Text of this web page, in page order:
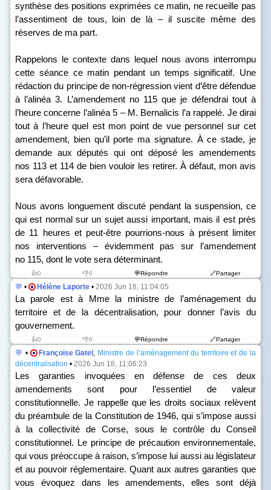
synthèse des positions exprimées ce matin, ne recueille pas
l’assentiment de tous, loin de là – il suscite même des
réserves de ma part.
Rappelons le contexte dans lequel nous avons interrompu
cette séance ce matin pendant un temps significatif. Une
rédaction du principe de non-régression vient d’être défendue
à l’alinéa 3. L’amendement no115 que je défendrai tout à
l’heure concerne l’alinéa 5 – M. Bernalicis l’a rappelé. Je dirai
tout à l’heure quel est mon point de vue personnel sur cet
amendement, bien qu’il porte ma signature. À ce stade, je
demande aux députés qui ont déposé les amendements
nos 113 et 114 de bien vouloir les retirer. À défaut, mon avis
sera défavorable.
Nous avons longuement discuté pendant la suspension, ce
qui est normal sur un sujet aussi important, mais il est près
de 11 heures et peut-être pourrions-nous à présent limiter
nos interventions – évidemment pas sur l’amendement
no 115, dont le vote sera déterminant.
👍0 👎0 💬Répondre 🔗Partager
💬 • Hélène Laporte • 2026 Jun 18, 11:04:05
La parole est à Mme la ministre de l’aménagement du
territoire et de la décentralisation, pour donner l’avis du
gouvernement.
👍0 👎0 💬Répondre 🔗Partager
💬 • Françoise Gatel , Ministre de l’aménagement du territoire et de la
décentralisation • 2026 Jun 18, 11:06:23
Les garanties invoquées en défense de ces deux
amendements sont pour l’essentiel de valeur
constitutionnelle. Je rappelle que les droits sociaux relèvent
du préambule de la Constitution de 1946, qui s’impose aussi
à la collectivité de Corse, sous le contrôle du Conseil
constitutionnel. Le principe de précaution environnementale,
qui vous préoccupe à raison, s’impose lui aussi au législateur
et au pouvoir réglementaire. Quant aux autres garanties que
vous évoquez dans les amendements, elles sont déjà